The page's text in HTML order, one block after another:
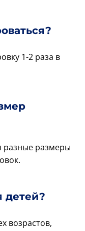
1-2 раза в
разные размеры
детей?
возрастов,